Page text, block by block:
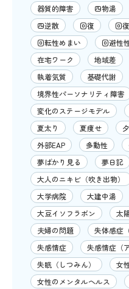
器質的障害
四物湯
四逆散
回復 回
回転性めまい
回避性
在宅ワーク
地域差
執着気質
基礎代謝
境界性パーソナリティ障害
変化のステージモデル
夏太り
夏痩せ
外部EAP
多動性
夢ばかり見る
夢日記
大人のニキビ（吹き出物）
大学病院
大建中湯
大豆イソフラボン
太
夫婦の問題
失体感症
失感情症
失感情症（
失眠（しつみん）
女
女性のメンタルヘルス